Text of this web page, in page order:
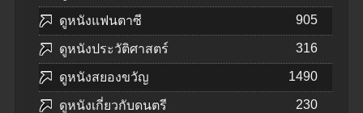
ดูหนังแฟนตาซี 905
ดูหนังประวัติศาสตร์ 316
ดูหนังสยองขวัญ 1490
ดูหนังเกี่ยวกับดนตรี 230